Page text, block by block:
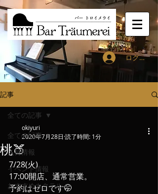
ログイン
記事
全ての記事
入荷情報
イベント情報
おすすめカクテル
全ての記事
桃🍑
okiyuri
2020年7月28日 読了時間: 1分
7/28(火)
17:00開店、通常営業。
予約はゼロです🤭